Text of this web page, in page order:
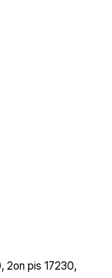
2on pis 17230,